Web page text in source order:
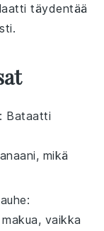
täydentää
: Bataatti
mikä
:
vaikka